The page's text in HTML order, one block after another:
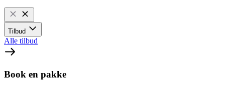
Tilbud
Alle tilbud
Book en pakke